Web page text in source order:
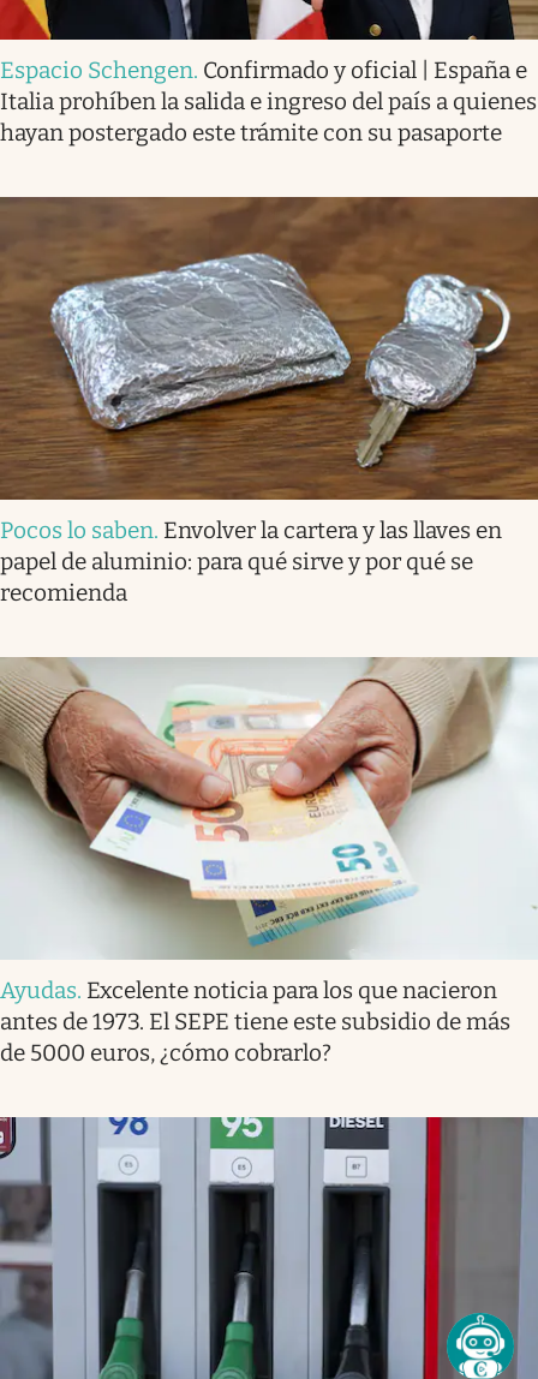
Espacio Schengen. Confirmado y oficial | España e
Italia prohíben la salida e ingreso del país a quienes
hayan postergado este trámite con su pasaporte
Pocos lo saben. Envolver la cartera y las llaves en
papel de aluminio: para qué sirve y por qué se
recomienda
Ayudas. Excelente noticia para los que nacieron
antes de 1973. El SEPE tiene este subsidio de más
de 5000 euros, ¿cómo cobrarlo?